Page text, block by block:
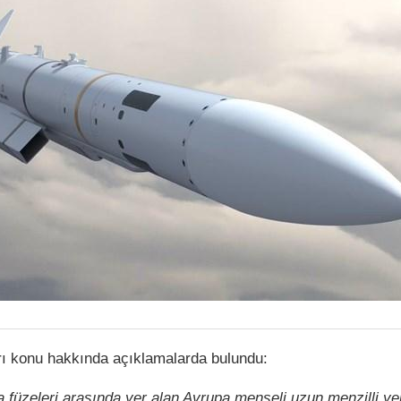
konu hakkında açıklamalarda bulundu: